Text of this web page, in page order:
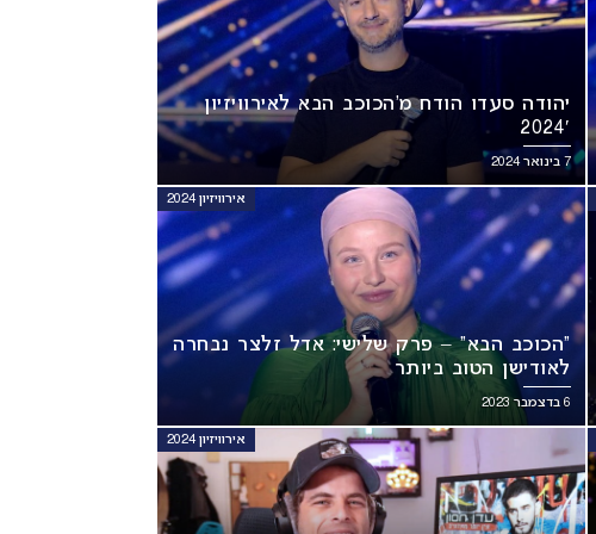
יהודה סעדו הודח מ’הכוכב הבא לאירוויזיון
2024′
7 בינואר 2024
אירוויזיון 2024
“הכוכב הבא” – פרק שלישי: אדל זלצר נבחרה
לאודישן הטוב ביותר
6 בדצמבר 2023
אירוויזיון 2024